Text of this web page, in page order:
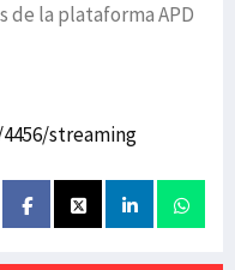
de la plataforma APD
streaming